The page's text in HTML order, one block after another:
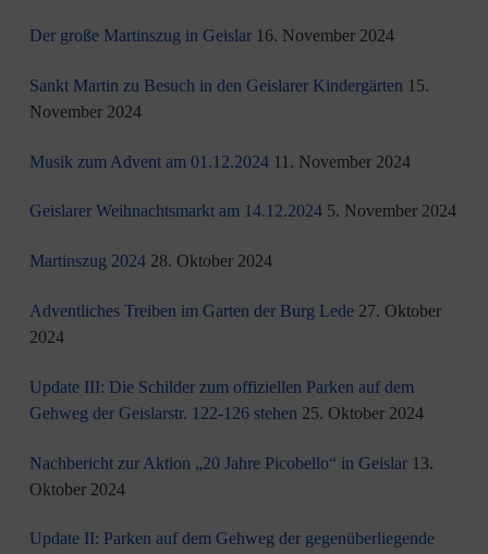
Der große Martinszug in Geislar 16. November 2024
Sankt Martin zu Besuch in den Geislarer Kindergärten 15.
November 2024
Musik zum Advent am 01.12.2024 11. November 2024
Geislarer Weihnachtsmarkt am 14.12.2024 5. November 2024
Martinszug 2024 28. Oktober 2024
Adventliches Treiben im Garten der Burg Lede 27. Oktober
2024
Update III: Die Schilder zum offiziellen Parken auf dem
Gehweg der Geislarstr. 122-126 stehen 25. Oktober 2024
Nachbericht zur Aktion „20 Jahre Picobello“ in Geislar 13.
Oktober 2024
Update II: Parken auf dem Gehweg der gegenüberliegende